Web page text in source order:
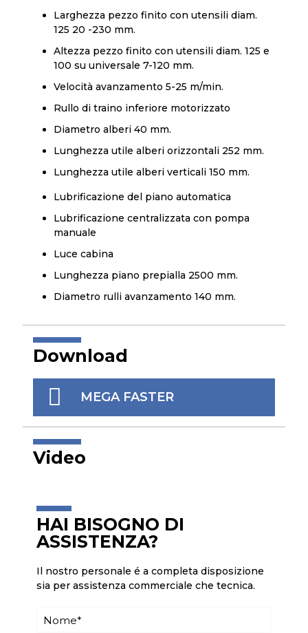
Larghezza pezzo finito con utensili diam.
125 20 -230 mm.
Altezza pezzo finito con utensili diam. 125 e
100 su universale 7-120 mm.
Velocità avanzamento 5-25 m/min.
Rullo di traino inferiore motorizzato
Diametro alberi 40 mm.
Lunghezza utile alberi orizzontali 252 mm.
Lunghezza utile alberi verticali 150 mm.
Lubrificazione del piano automatica
Lubrificazione centralizzata con pompa
manuale
Luce cabina
Lunghezza piano prepialla 2500 mm.
Diametro rulli avanzamento 140 mm.
Download
MEGA FASTER
Video
HAI BISOGNO DI
ASSISTENZA?
Il nostro personale é a completa disposizione
sia per assistenza commerciale che tecnica.